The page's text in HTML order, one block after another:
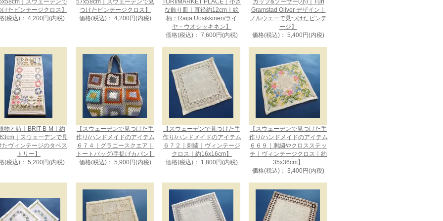
｜スウェーデンで
けたビンテージクロス】
(税込)： 4,200円(内税)
57x58cm｜スウェーデンで見
つけたビンテージクロス】
価格(税込)： 4,200円(内税)
TORI/MARKET PLACE｜小さ
な飾り皿｜直径約12cm｜絵
柄：Raija.Uosikkinen/ライ
ヤ・ウオシッキネン】
価格(税込)： 7,600円(内税)
カップ&ソーサー(小)｜Turi
Gramstad Oliver デザイン｜
ノルウェーで見つけたビンテ
ージ】
価格(税込)： 5,400円(内税)
植物と詩｜BRIT B-M｜約
｜スウェーデンで見
たヴィンテージのタペス
トリー】
(税込)： 5,200円(内税)
【スウェーデンで見つけた手
作り/ハンドメイドのアイテム
６７４｜グラニースクエア｜
トートバッグ/手提げカバン】
価格(税込)： 5,900円(内税)
【スウェーデンで見つけた手
作り/ハンドメイドのアイテム
６７２｜刺繍｜ヴィンテージ
クロス｜約16x16cm】
価格(税込)： 1,800円(内税)
【スウェーデンで見つけた手
作り/ハンドメイドのアイテム
６６９｜刺繍やクロスステッ
チ｜ヴィンテージクロス｜約
35x36cm】
価格(税込)： 3,400円(内税)